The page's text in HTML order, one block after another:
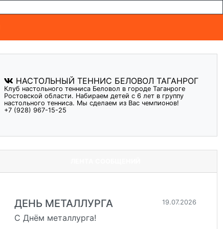
НАСТОЛЬНЫЙ ТЕННИС БЕЛОВОЛ ТАГАНРОГ
Клуб настольного тенниса Беловол в городе Таганроге
Ростовской области. Набираем детей с 6 лет в группу
настольного тенниса. Мы сделаем из Вас чемпионов!
+7 (928) 967-15-25
ДЕНЬ МЕТАЛЛУРГА 19.07.2026
С Днём металлурга!